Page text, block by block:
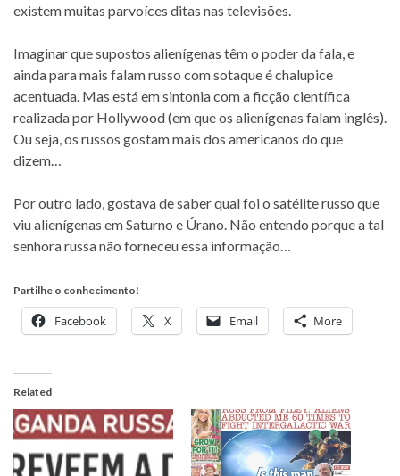
existem muitas parvoíces ditas nas televisões.
Imaginar que supostos alienígenas têm o poder da fala, e
ainda para mais falam russo com sotaque é chalupice
acentuada. Mas está em sintonia com a ficção científica
realizada por Hollywood (em que os alienígenas falam inglês).
Ou seja, os russos gostam mais dos americanos do que
dizem…
Por outro lado, gostava de saber qual foi o satélite russo que
viu alienígenas em Saturno e Úrano. Não entendo porque a tal
senhora russa não forneceu essa informação…
Partilhe o conhecimento!
Facebook X Email More
Related